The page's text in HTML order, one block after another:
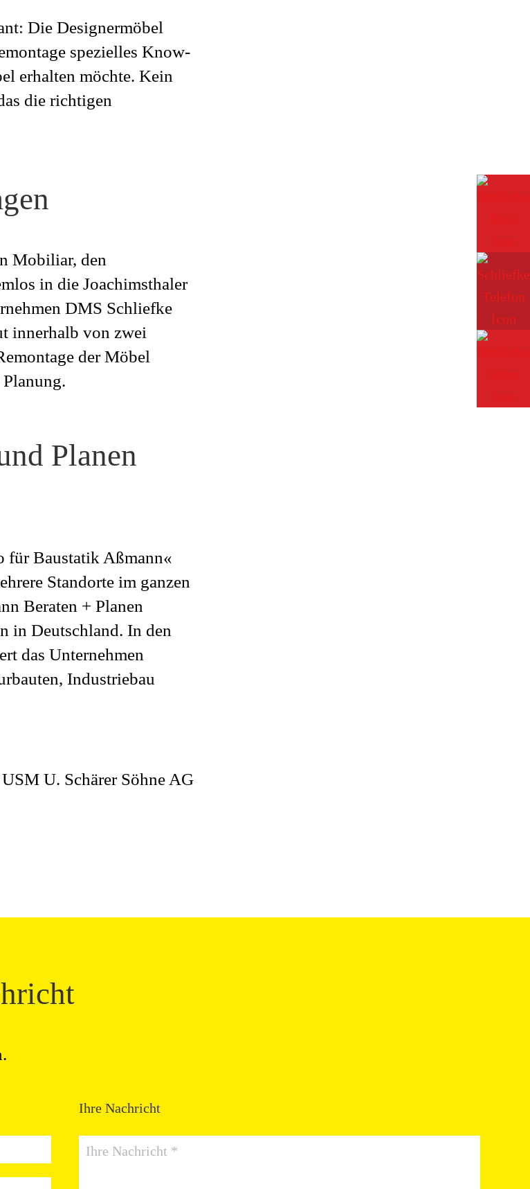
Die Designermöbel
spezielles Know-
erhalten möchte. Kein
die richtigen
Mobiliar, den
in die Joachimsthaler
DMS Schliefke
innerhalb von zwei
der Möbel
Planen
für Baustatik Aßmann«
Standorte im ganzen
Beraten + Planen
in Deutschland. In den
das Unternehmen
Industriebau
U. Schärer Söhne AG
Ihre Nachricht
Ihre Nachricht